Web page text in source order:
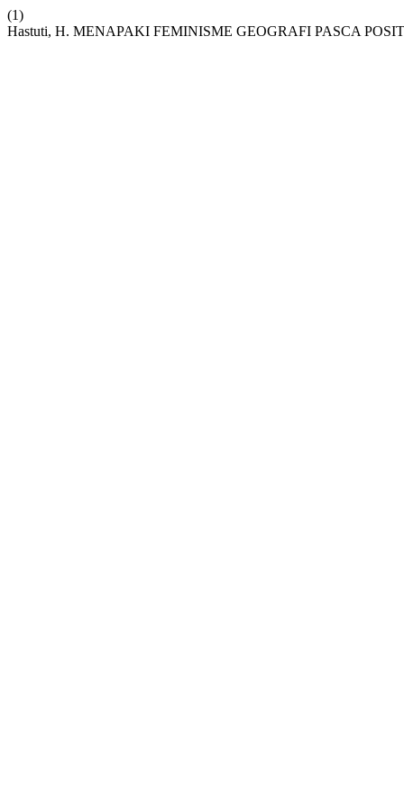
(1)
Hastuti, H. MENAPAKI FEMINISME GEOGRAFI PASCA